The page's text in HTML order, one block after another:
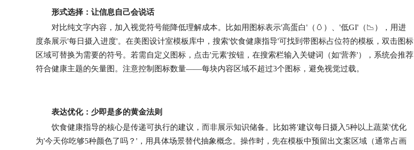
形式选择：让信息自己会说话
对比纯文字内容，加入视觉符号能降低理解成本。比如用图标表示'高蛋白'（🥚）、'低GI'（📉），用进
度条展示'每日摄入进度'。在美图设计室模板库中，搜索'饮食健康指导'可找到带图标占位符的模板，双击图标
区域可替换为需要的符号。若需自定义图标，点击'元素'按钮，在搜索栏输入关键词（如'营养'），系统会推荐
符合健康主题的矢量图。注意控制图标数量——每块内容区域不超过3个图标，避免视觉过载。
表达优化：少即是多的黄金法则
饮食健康指导的核心是传递可执行的建议，而非展示知识储备。比如将'建议每日摄入5种以上蔬菜'优化
为'今天你吃够5种颜色了吗？'，用具体场景替代抽象概念。操作时，先在模板中预留出文案区域（通常占画